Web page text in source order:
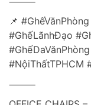
📌
#GhếLãnhĐạo
#NộiThấtTPHCM
⸻